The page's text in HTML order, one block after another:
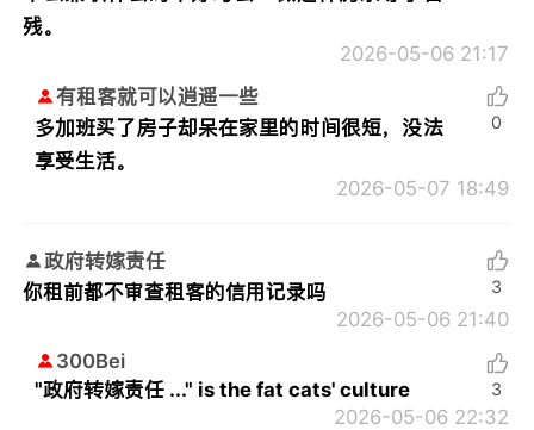
残。
2026-05-06 21:17
有租客就可以逍遥一些
多加班买了房子却呆在家里的时间很短，没法
享受生活。
2026-05-07 18:49
0
政府转嫁责任
你租前都不审查租客的信用记录吗
2026-05-06 21:40
3
300Bei
"政府转嫁责任 ..." is the fat cats' culture
2026-05-06 22:32
3